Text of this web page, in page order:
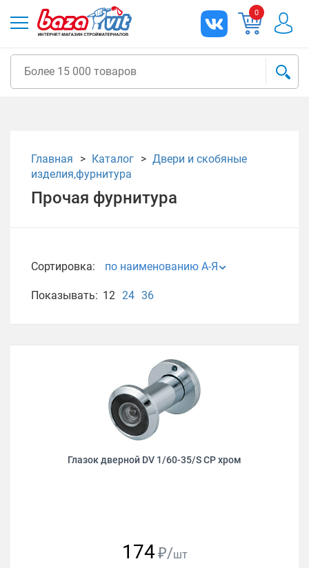
0
Главная Каталог
Двери и скобяные
изделия,фурнитура
Прочая фурнитура
Сортировка: по наименованию А-Я
Показывать: 12 24 36
Глазок дверной DV 1/60-35/S CP хром
174₽/шт